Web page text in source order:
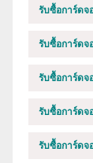
รับซื้อการ์ดจ
รับซื้อการ์ดจ
รับซื้อการ์ดจ
รับซื้อการ์ดจ
รับซื้อการ์ดจ